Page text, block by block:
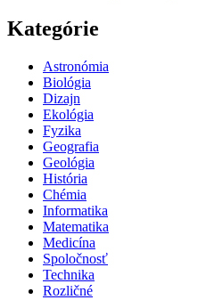
Kategórie
Astronómia
Biológia
Dizajn
Ekológia
Fyzika
Geografia
Geológia
História
Chémia
Informatika
Matematika
Medicína
Spoločnosť
Technika
Rozličné